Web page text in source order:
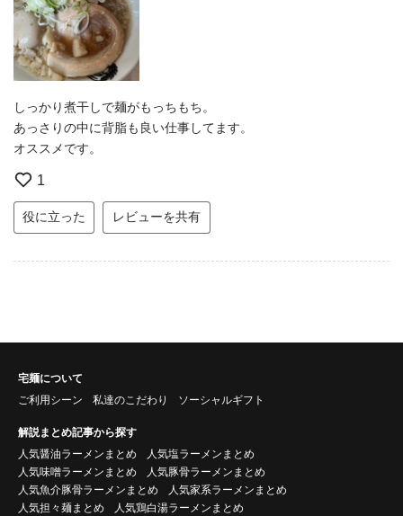
しっかり煮干しで麺がもっちもち。
あっさりの中に背脂も良い仕事してます。
オススメです。
1
役に立った レビューを共有
宅麺について
ご利用シーン
私達のこだわり ソーシャルギフト
解説まとめ記事から探す
人気醤油ラーメンまとめ
人気塩ラーメンまとめ
人気味噌ラーメンまとめ
人気豚骨ラーメンまとめ
人気魚介豚骨ラーメンまとめ
人気家系ラーメンまとめ
人気担々麺まとめ
人気鶏白湯ラーメンまとめ